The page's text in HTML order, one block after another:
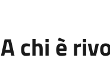
A chi è